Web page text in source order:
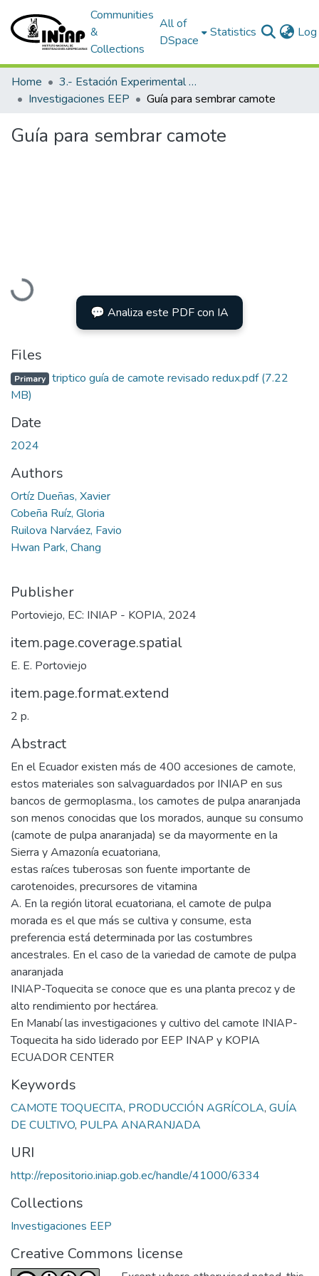
Communities
&
Collections
All of
DSpace
Statistics
Home
3.- Estación Experimental Portoviejo
Investigaciones EEP
Guía para sembrar camote
Guía para sembrar camote
Loading...
💬 Analiza este PDF con IA
Files
Primary triptico guía de camote revisado redux.pdf(7.22
MB)
Date
2024
Authors
Ortíz Dueñas, Xavier
Cobeña Ruíz, Gloria
Ruilova Narváez, Favio
Hwan Park, Chang
Publisher
Portoviejo, EC: INIAP - KOPIA, 2024
item.page.coverage.spatial
E. E. Portoviejo
item.page.format.extend
2 p.
Abstract
En el Ecuador existen más de 400 accesiones de camote,
estos materiales son salvaguardados por INIAP en sus
bancos de germoplasma., los camotes de pulpa anaranjada
son menos conocidas que los morados, aunque su consumo
(camote de pulpa anaranjada) se da mayormente en la
Sierra y Amazonía ecuatoriana,
estas raíces tuberosas son fuente importante de
carotenoides, precursores de vitamina
A. En la región litoral ecuatoriana, el camote de pulpa
morada es el que más se cultiva y consume, esta
preferencia está determinada por las costumbres
ancestrales. En el caso de la variedad de camote de pulpa
anaranjada
INIAP-Toquecita se conoce que es una planta precoz y de
alto rendimiento por hectárea.
En Manabí las investigaciones y cultivo del camote INIAP-
Toquecita ha sido liderado por EEP INAP y KOPIA
ECUADOR CENTER
Keywords
CAMOTE TOQUECITA, PRODUCCIÓN AGRÍCOLA, GUÍA
DE CULTIVO, PULPA ANARANJADA
URI
http://repositorio.iniap.gob.ec/handle/41000/6334
Collections
Investigaciones EEP
Creative Commons license